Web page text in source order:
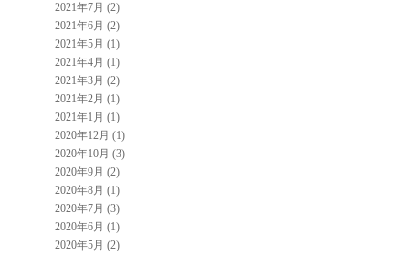
2021年7月 (2)
2021年6月 (2)
2021年5月 (1)
2021年4月 (1)
2021年3月 (2)
2021年2月 (1)
2021年1月 (1)
2020年12月 (1)
2020年10月 (3)
2020年9月 (2)
2020年8月 (1)
2020年7月 (3)
2020年6月 (1)
2020年5月 (2)